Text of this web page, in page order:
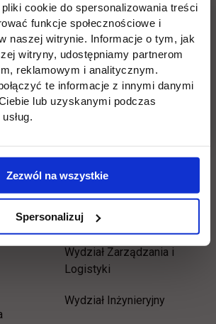
cookie do spersonalizowania treści
funkcje społecznościowe i
naszej witrynie. Informacje o tym, jak
witryny, udostępniamy partnerom
reklamowym i analitycznym.
te informacje z innymi danymi
lub uzyskanymi podczas
Zezwól na wszystkie
Spersonalizuj
w stopceStudent
Wirtualna uczelnia
Dziekanat
Biblioteka
Opłaty
Kontakt
Wydział Zarządzania i
Logistyki
Wydział Inżynieryjny